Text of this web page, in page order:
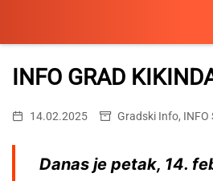
Skip
content
INFO GRAD
14.02.2025 Gradski Info, INFO
Danas je petak, 14.